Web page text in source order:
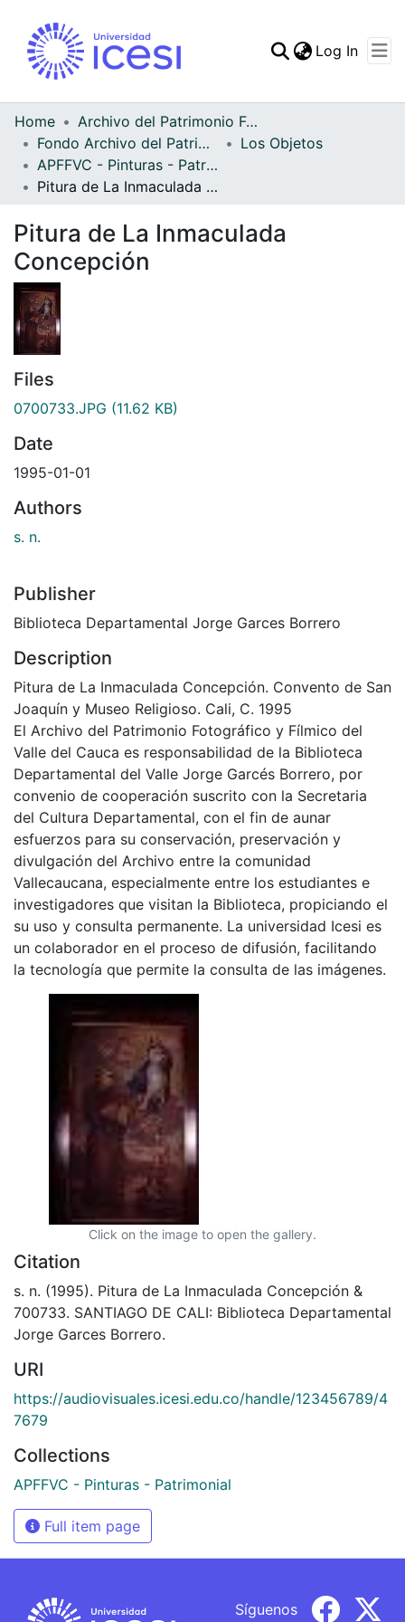
Statistics
Log In
Home
Archivo del Patrimonio Fotográfico y Fílmico del Valle del Cauca
Fondo Archivo del Patrimonio Fotográfico y Fílmico del Valle del Cauca
Los Objetos
APFFVC - Pinturas - Patrimonial
Pitura de La Inmaculada Concepción
Pitura de La Inmaculada
Concepción
Files
0700733.JPG (11.62 KB)
Date
1995-01-01
Authors
s. n.
Publisher
Biblioteca Departamental Jorge Garces Borrero
Description
Pitura de La Inmaculada Concepción. Convento de San
Joaquín y Museo Religioso. Cali, C. 1995
El Archivo del Patrimonio Fotográfico y Fílmico del
Valle del Cauca es responsabilidad de la Biblioteca
Departamental del Valle Jorge Garcés Borrero, por
convenio de cooperación suscrito con la Secretaria
del Cultura Departamental, con el fin de aunar
esfuerzos para su conservación, preservación y
divulgación del Archivo entre la comunidad
Vallecaucana, especialmente entre los estudiantes e
investigadores que visitan la Biblioteca, propiciando el
su uso y consulta permanente. La universidad Icesi es
un colaborador en el proceso de difusión, facilitando
la tecnología que permite la consulta de las imágenes.
Click on the image to open the gallery.
Citation
s. n. (1995). Pitura de La Inmaculada Concepción &
700733. SANTIAGO DE CALI: Biblioteca Departamental
Jorge Garces Borrero.
URI
https://audiovisuales.icesi.edu.co/handle/123456789/4
7679
Collections
APFFVC - Pinturas - Patrimonial
Full item page
Síguenos